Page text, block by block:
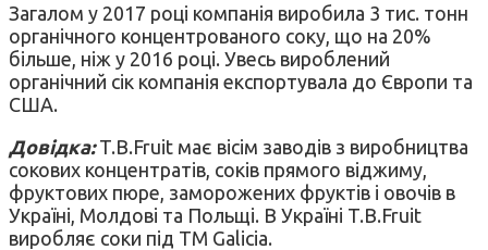
Загалом у 2017 році компанія виробила 3 тис. тонн
органічного концентрованого соку, що на 20%
більше, ніж у 2016 році. Увесь вироблений
органічний сік компанія експортувала до Європи та
США.
Довідка:T.B.Fruit має вісім заводів з виробництва
сокових концентратів, соків прямого віджиму,
фруктових пюре, заморожених фруктів і овочів в
Україні, Молдові та Польщі. В Україні T.B.Fruit
виробляє соки під ТМ Galicia.